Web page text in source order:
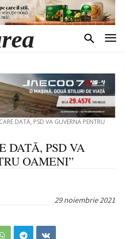
DATĂ, PSD VA GUVERNA PENTRU
DATĂ, PSD VA
OAMENI”
29 noiembrie 2021